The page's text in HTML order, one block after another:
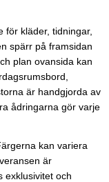
för kläder, tidningar,
spärr på framsidan
plan ovansida kan
är handgjorda av
ådringarna gör varje
kan variera
är
exklusivitet och